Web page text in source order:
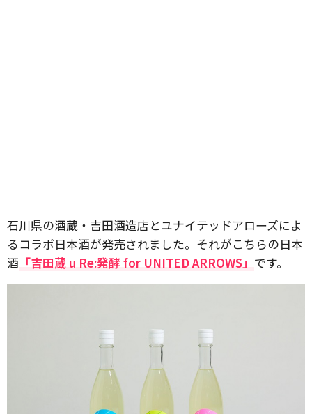
石川県の酒蔵・吉田酒造店とユナイテッドアローズによ
るコラボ日本酒が発売されました。それがこちらの日本
酒 「吉田蔵 u Re:発酵 for UNITED ARROWS」 です。